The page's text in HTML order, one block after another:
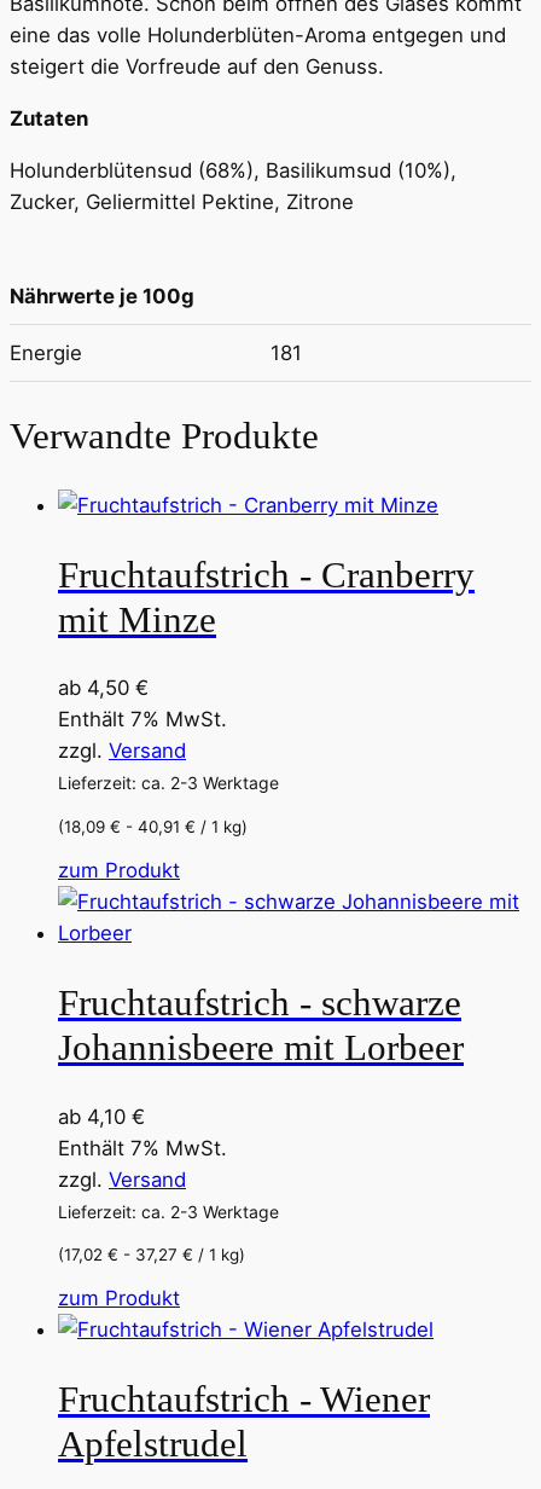
eine das volle Holunderblüten-Aroma entgegen und
steigert die Vorfreude auf den Genuss.
Zutaten
Holunderblütensud (68%), Basilikumsud (10%),
Zucker, Geliermittel Pektine, Zitrone
Nährwerte je 100g
Energie 181
Verwandte Produkte
Fruchtaufstrich - Cranberry
mit Minze
ab 4,50 €
Enthält 7% MwSt.
zzgl. Versand
Lieferzeit: ca. 2-3 Werktage
(18,09 € - 40,91 € / 1 kg)
zum ProduktDieses
Produkt
Varianten
auf.
Die
auf
der
Produktseite
gewählt
Fruchtaufstrich - schwarze
Johannisbeere mit Lorbeer
ab 4,10 €
Enthält 7% MwSt.
zzgl. Versand
Lieferzeit: ca. 2-3 Werktage
(17,02 € - 37,27 € / 1 kg)
zum ProduktDieses
Produkt
mehrere
Varianten
auf.
Fruchtaufstrich - Wiener
Apfelstrudel